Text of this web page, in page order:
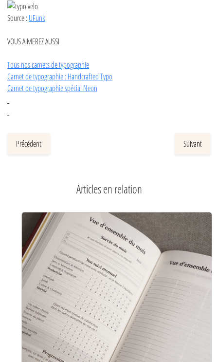
Source :UFunk
VOUS AIMEREZ AUSSI
Tous nos carnets de typographie
Carnet de typographie : Handcrafted Typo
Carnet de typographie spécial Neon
Précédent Suivant
Articles en relation